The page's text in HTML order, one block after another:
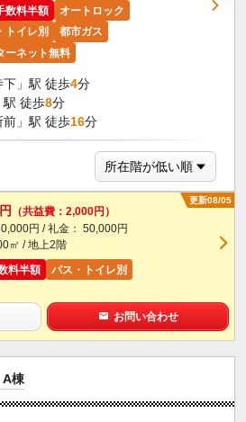
数料半額
オートロック
トイレ別
都市ガス
ーネット無料
下」駅 徒歩4分
駅 徒歩8分
前」駅 徒歩16分
更新08/05
（共益費：2,000円）
円 / 礼金： 50,000円
㎡ / 地上2階
料半額
バス・トイレ別
お問い合わせ
棟